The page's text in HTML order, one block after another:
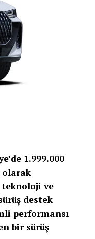
1.999.000
olarak
teknoloji ve
destek
performansı
bir sürüş